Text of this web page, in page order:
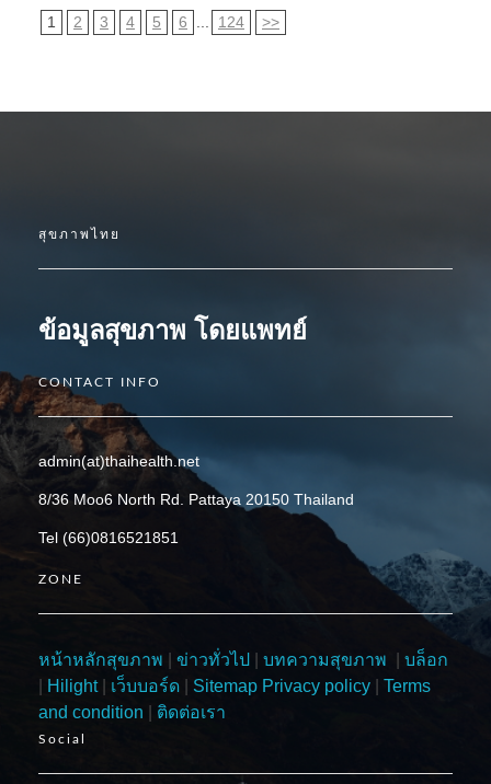
1 2 3 4 5 6 124 >>
สุขภาพไทย
ข้อมูลสุขภาพ โดยแพทย์
CONTACT INFO
admin(at)thaihealth.net
8/36 Moo6 North Rd. Pattaya 20150 Thailand
Tel (66)0816521851
ZONE
หน้าหลักสุขภาพ ข่าวทั่วไป บทความสุขภาพ
บล็อก
Hilight| เว็บบอร์ด Sitemap Privacy policy
Terms
and condition
ติดต่อเรา
Social